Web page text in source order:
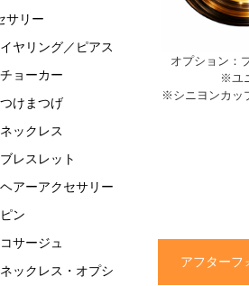
オプション：
※ユ
※シニヨンカッ
アフターフ
サリー
イヤリング／ピアス
チョーカー
つけまつげ
ネックレス
ブレスレット
ヘアーアクセサリー
ピン
コサージュ
ネックレス・オプシ